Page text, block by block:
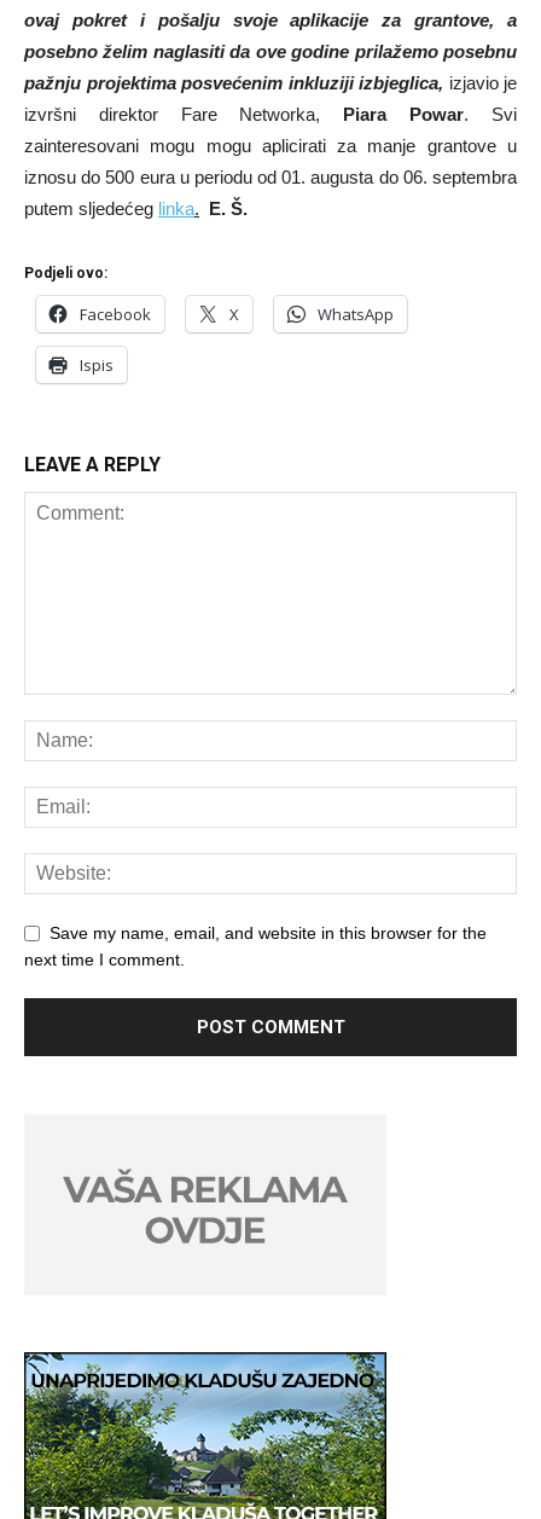
ovaj pokret i pošalju svoje aplikacije za grantove, a
posebno želim naglasiti da ove godine prilažemo posebnu
pažnju projektima posvećenim inkluziji izbjeglica, izjavio je
izvršni direktor Fare Networka, Piara Powar. Svi
zainteresovani mogu mogu aplicirati za manje grantove u
iznosu do 500 eura u periodu od 01. augusta do 06. septembra
putem sljedećeg linka. E. Š.
Podjeli ovo:
Facebook X WhatsApp
Ispis
LEAVE A REPLY
Save my name, email, and website in this browser for the
next time I comment.